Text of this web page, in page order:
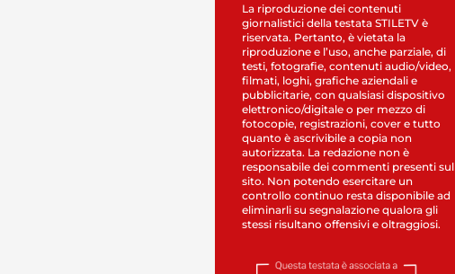
La riproduzione dei contenuti
giornalistici della testata STILETV è
riservata. Pertanto, è vietata la
riproduzione e l’uso, anche parziale, di
testi, fotografie, contenuti audio/video,
filmati, loghi, grafiche aziendali e
pubblicitarie, con qualsiasi dispositivo
elettronico/digitale o per mezzo di
fotocopie, registrazioni, cover e tutto
quanto è ascrivibile a copia non
autorizzata. La redazione non è
responsabile dei commenti presenti sul
sito. Non potendo esercitare un
controllo continuo resta disponibile ad
eliminarli su segnalazione qualora gli
stessi risultano offensivi e oltraggiosi.